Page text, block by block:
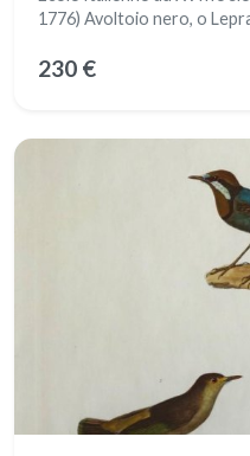
1776) Avoltoio nero, o
230 €